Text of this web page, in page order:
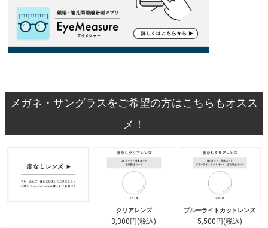
メガネ・サングラスをご希望の方はこちらもオスス
メ！
クリアレンズ
3,300円(税込)
ブルーライトカットレンズ
5,500円(税込)